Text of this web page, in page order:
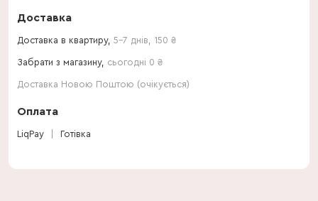
Доставка
Доставка в квартиру, 5-7 днів 150 ₴
Забрати з магазину, сьогодні 0 ₴
Доставка Новою Поштою (очікується)
Оплата
LiqPay Готівка